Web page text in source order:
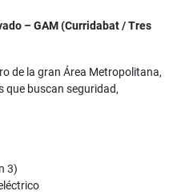
– GAM (Curridabat / Tres
de la gran Área Metropolitana,
que buscan seguridad,
3)